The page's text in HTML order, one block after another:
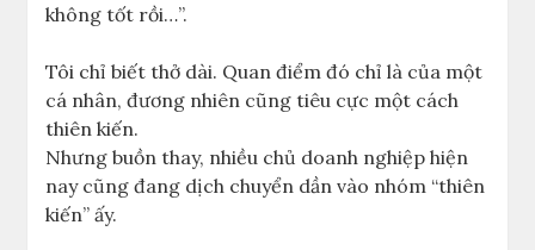
không tốt rồi…”.
Tôi chỉ biết thở dài. Quan điểm đó chỉ là của một
cá nhân, đương nhiên cũng tiêu cực một cách
thiên kiến.
Nhưng buồn thay, nhiều chủ doanh nghiệp hiện
nay cũng đang dịch chuyển dần vào nhóm “thiên
kiến” ấy.